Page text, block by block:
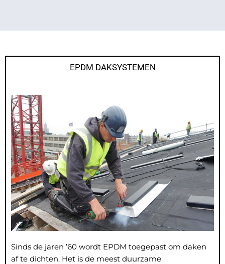
EPDM DAKSYSTEMEN
Sinds de jaren ’60 wordt EPDM toegepast om daken
af te dichten. Het is de meest duurzame